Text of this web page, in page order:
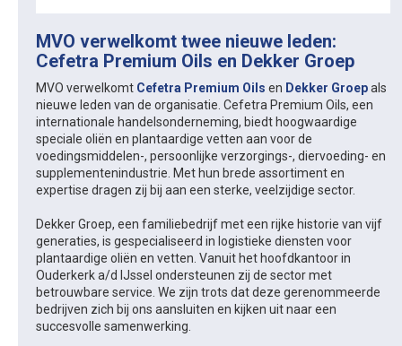
MVO verwelkomt twee nieuwe leden:
Cefetra Premium Oils en Dekker Groep
MVO verwelkomt Cefetra Premium Oils en Dekker Groepals
nieuwe leden van de organisatie. Cefetra Premium Oils, een
internationale handelsonderneming, biedt hoogwaardige
speciale oliën en plantaardige vetten aan voor de
voedingsmiddelen-, persoonlijke verzorgings-, diervoeding- en
supplementenindustrie. Met hun brede assortiment en
expertise dragen zij bij aan een sterke, veelzijdige sector.
Dekker Groep, een familiebedrijf met een rijke historie van vijf
generaties, is gespecialiseerd in logistieke diensten voor
plantaardige oliën en vetten. Vanuit het hoofdkantoor in
Ouderkerk a/d IJssel ondersteunen zij de sector met
betrouwbare service. We zijn trots dat deze gerenommeerde
bedrijven zich bij ons aansluiten en kijken uit naar een
succesvolle samenwerking.